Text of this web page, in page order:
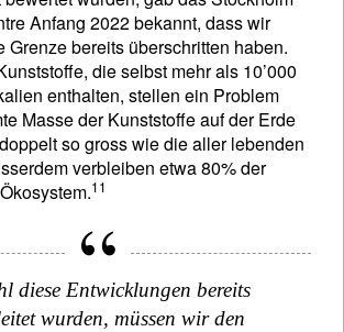
Anfang 2022 bekannt, dass wir
Grenze bereits überschritten haben.
die selbst mehr als 10’000
enthalten, stellen ein Problem
Masse der Kunststoffe auf der Erde
so gross wie die aller lebenden
verbleiben etwa 80% der
11
diese Entwicklungen bereits
wurden, müssen wir den